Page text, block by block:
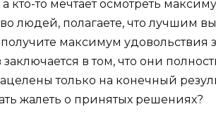
а кто-то мечтает осмотреть
людей, полагаете, что лучшим
максимум
заключается в том, что они
только на конечный